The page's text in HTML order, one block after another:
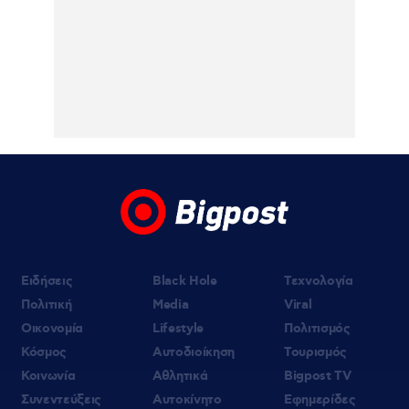
Ειδήσεις
Πολιτική
Οικονομία
Κόσμος
Κοινωνία
Συνεντεύξεις
Black Hole
Media
Lifestyle
Αυτοδιοίκηση
Αθλητικά
Αυτοκίνητο
Τεχνολογία
Viral
Πολιτισμός
Τουρισμός
Bigpost TV
Εφημερίδες